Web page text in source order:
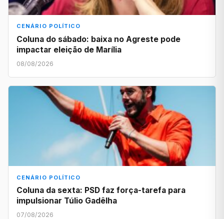
CENÁRIO POLÍTICO
Coluna do sábado: baixa no Agreste pode
impactar eleição de Marília
08/08/2026
CENÁRIO POLÍTICO
Coluna da sexta: PSD faz força-tarefa para
impulsionar Túlio Gadêlha
07/08/2026